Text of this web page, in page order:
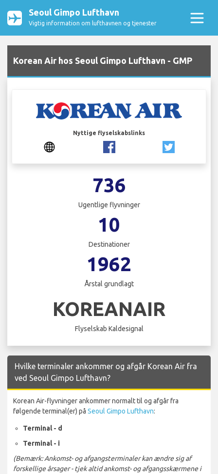
Seoul Gimpo Lufthavn
Vigtig information om lufthavnen og tjenester
Korean Air hos Seoul Gimpo Lufthavn - GMP
Nyttige flyselskabslinks
736
Ugentlige flyvninger
10
Destinationer
1962
Årstal grundlagt
KOREANAIR
Flyselskab Kaldesignal
Hvilke terminaler ankommer og afgår Korean Air fra
ved Seoul Gimpo Lufthavn?
Korean Air-flyvninger ankommer normalt til og afgår fra
følgende terminal(er) på Seoul Gimpo Lufthavn:
Terminal - d
Terminal - i
(Bemærk: Ankomst- og afgangsterminaler kan ændre sig af
forskellige årsager - tjek altid ankomst- og afgangsskærmene i